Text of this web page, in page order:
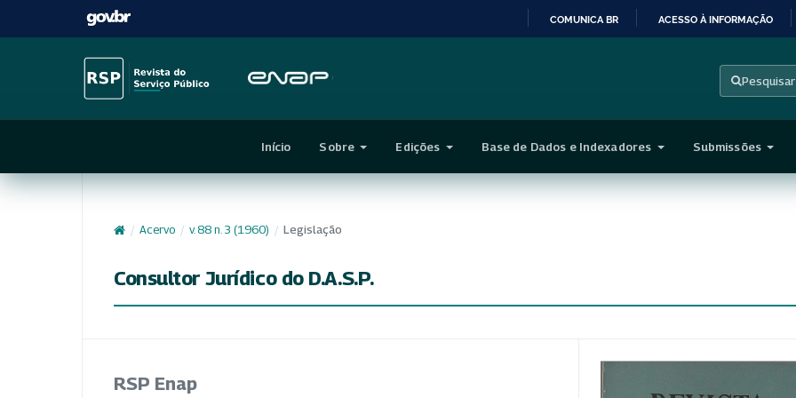
CONTEÚDO
COMUNICA BR ACESSO À INFORMAÇÃO
Pesquisar
Início Sobre Edições Base de Dados e Indexadores Submissões
/ Acervo / v. 88 n. 3 (1960) / Legislação
Consultor Jurídico do D.A.S.P.
RSP Enap